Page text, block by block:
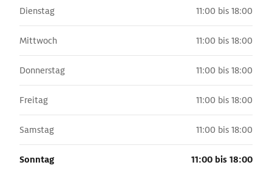
Dienstag 11:00 bis 18:00
Mittwoch 11:00 bis 18:00
Donnerstag 11:00 bis 18:00
Freitag 11:00 bis 18:00
Samstag 11:00 bis 18:00
Sonntag 11:00 bis 18:00